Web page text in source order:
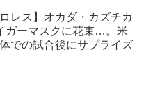
ロレス】オカダ・カズチカ
ガーマスクに花束…。米
での試合後にサプライズ